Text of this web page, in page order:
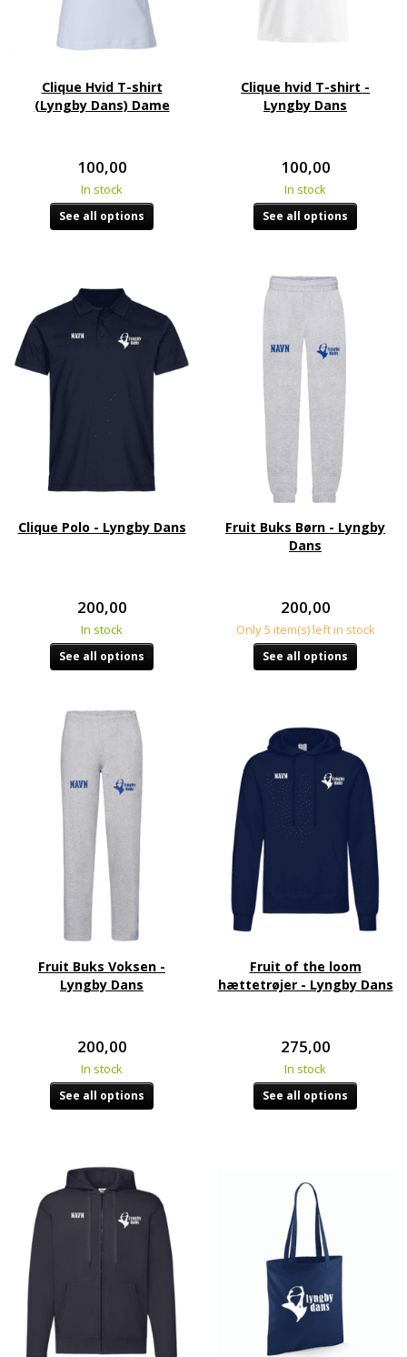
Clique Hvid T-shirt
(Lyngby Dans) Dame
100,00
In stock
See all options
Clique hvid T-shirt -
Lyngby Dans
100,00
In stock
See all options
Clique Polo - Lyngby Dans
200,00
In stock
See all options
Fruit Buks Børn - Lyngby
Dans
200,00
Only 5 item(s) left in stock
See all options
Fruit Buks Voksen -
Lyngby Dans
200,00
In stock
See all options
Fruit of the loom
hættetrøjer - Lyngby Dans
275,00
In stock
See all options